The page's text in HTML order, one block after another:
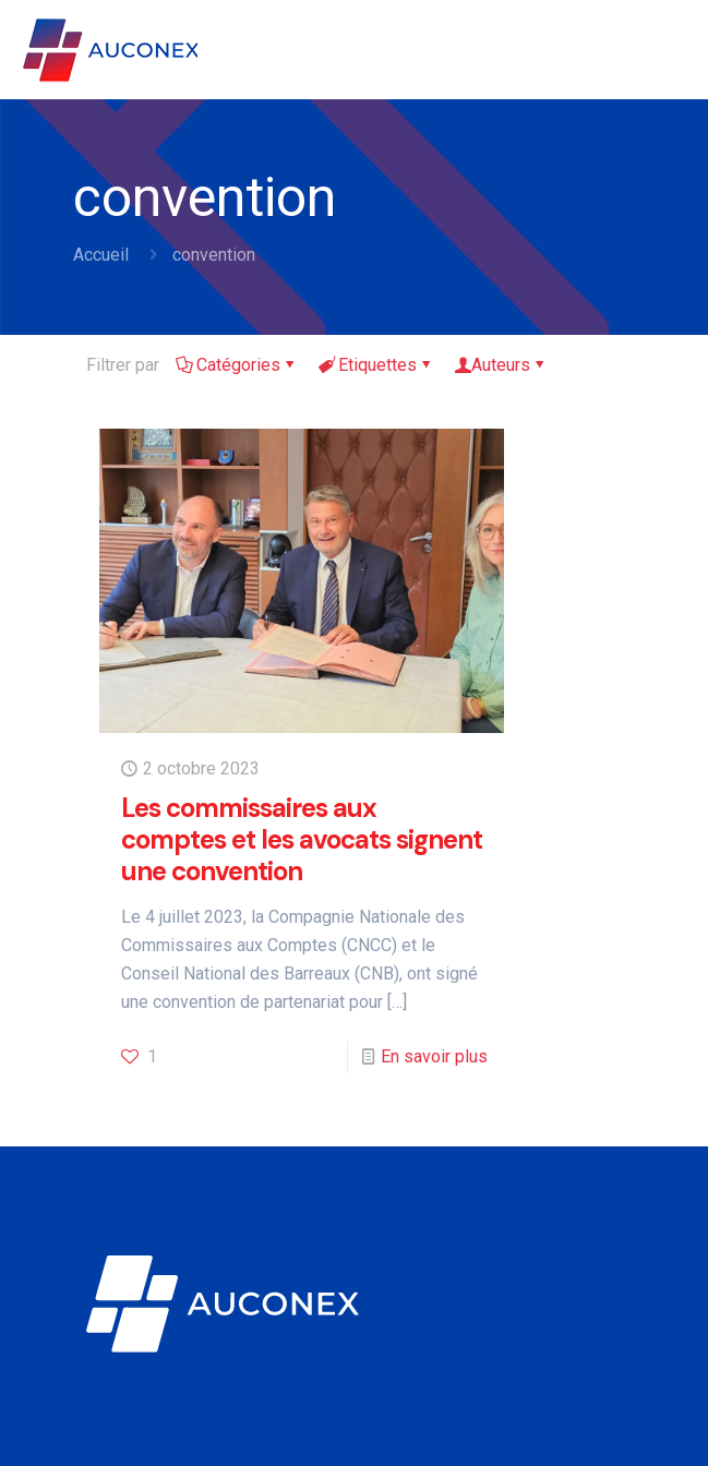
convention
Accueil convention
Filtrer par Catégories Etiquettes Auteurs
2 octobre 2023
Les commissaires aux
comptes et les avocats signent
une convention
Le 4 juillet 2023, la Compagnie Nationale des
Commissaires aux Comptes (CNCC) et le
Conseil National des Barreaux (CNB), ont signé
une convention de partenariat pour[…]
1 En savoir plus